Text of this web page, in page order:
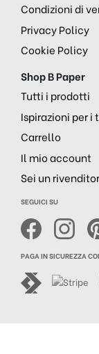
Condizioni di
Privacy Policy
Cookie Policy
Shop B Paper
Tutti i prodotti
Ispirazioni per i
Carrello
Il mio account
Sei un
SEGUICI SU
PAGA IN SICUREZZA